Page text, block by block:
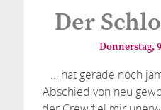
Der
Donnerstag,
… hat gerade noch
Abschied von neu